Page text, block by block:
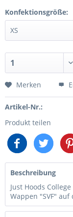
Konfektionsgröße:
Merken
Artikel-Nr.:
Produkt teilen
Beschreibung
Just Hoods
Wappen "SVF"